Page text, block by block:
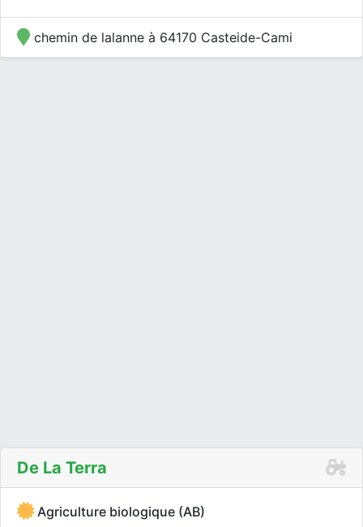
chemin de lalanne à 64170 Casteide-Cami
De La Terra
Agriculture biologique (AB)